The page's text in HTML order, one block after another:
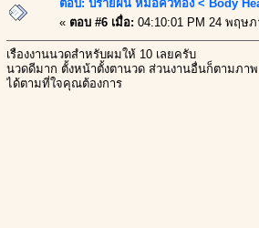
ตอบ: ปรายฝน หมอคิวทอง < Body
« ตอบ #6 เมื่อ: 04:10:01 PM 24 พฤษ
เรื่องงานนวดสำหรับผมให้ 10 เลยครับ
นวดดีมาก ตั้งหน้าตั้งตานวด ส่วนงานอื่นก็ตามภาพ
ได้ตามที่ใจคุณต้องการ